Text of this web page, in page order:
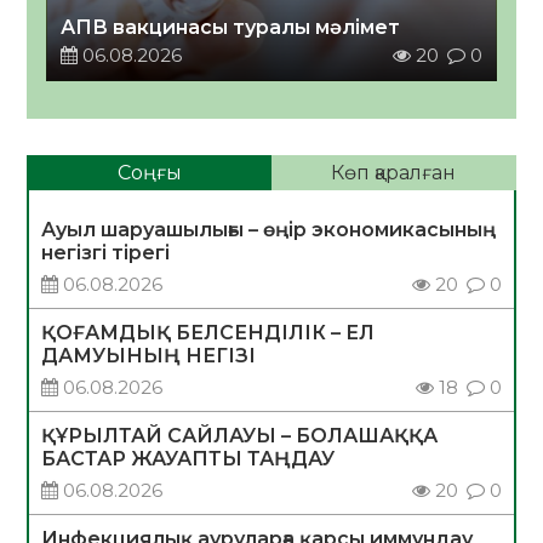
АПВ вакцинасы туралы мәлімет
06.08.2026
20 0
Соңғы Көп қаралған
Ауыл шаруашылығы – өңір экономикасының
негізгі тірегі
06.08.2026
20 0
ҚОҒАМДЫҚ БЕЛСЕНДІЛІК – ЕЛ
ДАМУЫНЫҢ НЕГІЗІ
06.08.2026
18 0
ҚҰРЫЛТАЙ САЙЛАУЫ – БОЛАШАҚҚА
БАСТАР ЖАУАПТЫ ТАҢДАУ
06.08.2026
20 0